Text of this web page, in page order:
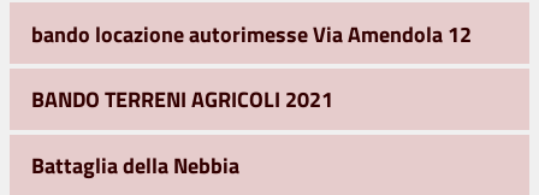
bando locazione autorimesse Via Amendola 12
BANDO TERRENI AGRICOLI 2021
Battaglia della Nebbia